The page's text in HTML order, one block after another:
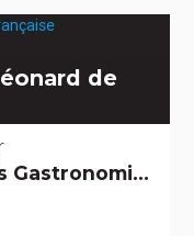
de
et de loisirs Forme & Bien-être